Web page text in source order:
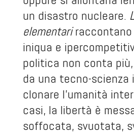
un disastro nucleare.
elementari
iniqua e
politica non conta
da una tecno-scienza
clonare l’umanità
casi, la libertà è
soffocata, svuotata,